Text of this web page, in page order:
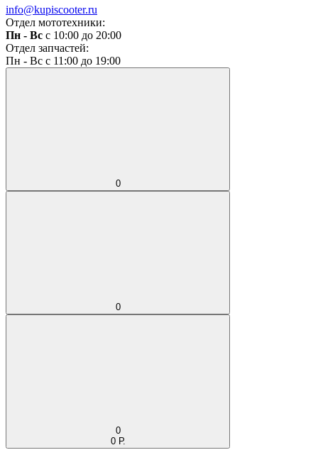
info@kupiscooter.ru
Отдел мототехники:
Пн - Вс с 10:00 до 20:00
Отдел запчастей:
Пн - Вс с 11:00 до 19:00
0
0
0
0 Р.